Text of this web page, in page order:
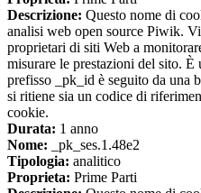
Descrizione: Questo nome di
analisi web open source Piwik.
proprietari di siti Web a
misurare le prestazioni del sito.
prefisso _pk_id è seguito da una
si ritiene sia un codice di
cookie.
Durata: 1 anno
Nome: _pk_ses.1.48e2
Tipologia: analitico
Proprieta: Prime Parti